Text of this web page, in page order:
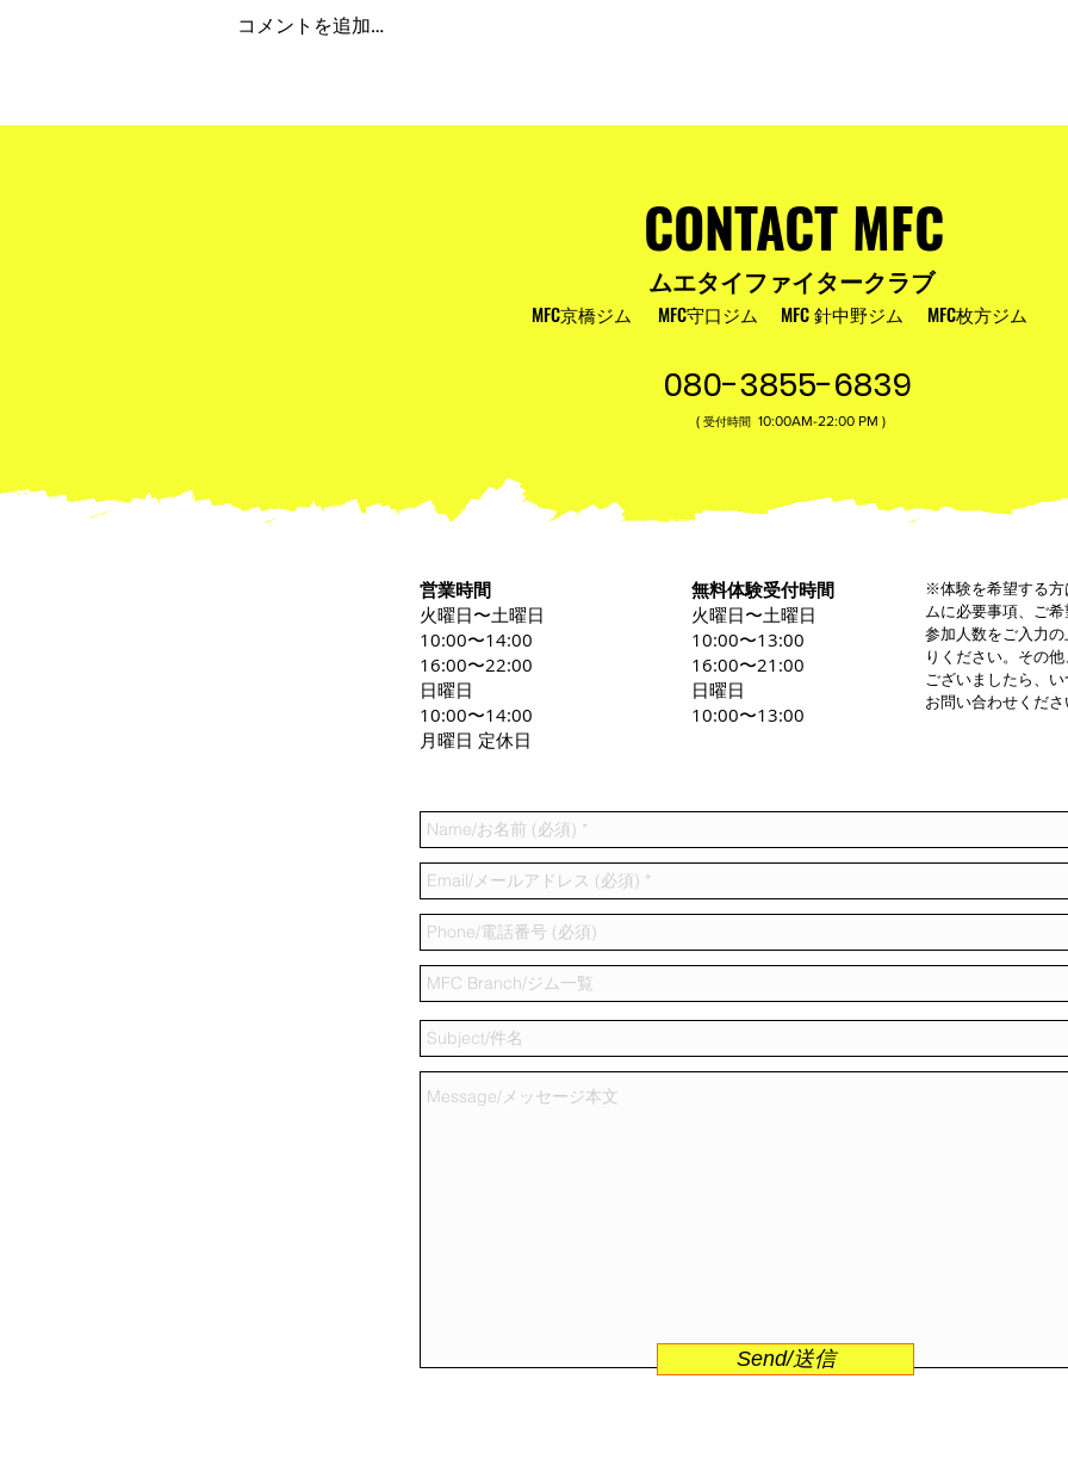
コメントを追加…
CONTACT MFC
ムエタイファイタークラブ
MFC京橋ジム MFC守口ジム MFC枚方ジム
MFC 針中野ジム
080-3855-6839
( 受付時間 10:00AM-22:00​ PM )
営業時間
火曜日〜土曜日
10:00〜14:00
16:00〜22:00
日曜日
10:00〜14:00
月曜日 定休日
無料体験受付時間
火曜日〜土曜日
10:00〜13:00
16:00〜21:00
日曜日
10:00〜13:00
※体験を希望する方
ムに必要事項、ご希
参加人数をご入力
りください。その
ございましたら、
お問い合わせくださ
Send/送信